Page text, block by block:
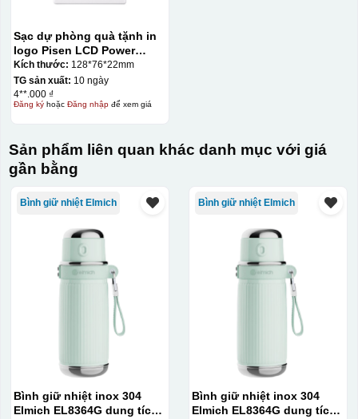
Hộp định hình
Hộp xi ấm chén
Sạc dự phòng quà tặnh in
logo Pisen LCD Power
Station 10000mAh KQ-
SDP12
Kích thước: 128*76*22mm
TG sản xuất: 10 ngày
4**.000 ₫
Đăng kýhoặc Đăng nhậpđể xem giá
Sản phẩm liên quan khác danh mục với giá
gần bằng
Bình giữ nhiệt Elmich
Bình giữ nhiệt inox 304
Elmich EL8364G dung tích
Bình giữ nhiệt Elmich
Bình giữ nhiệt inox 304
Elmich EL8364G dung tích